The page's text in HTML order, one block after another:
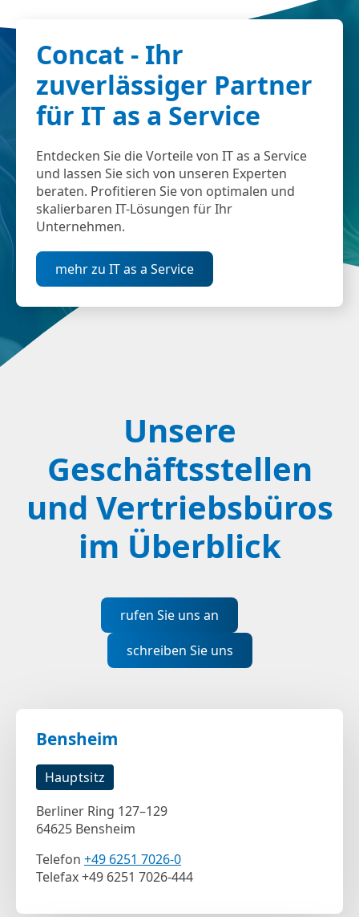
Concat - Ihr
zuverlässiger Partner
für IT as a Service
Entdecken Sie die Vorteile von IT as a Service
und lassen Sie sich von unseren Experten
beraten. Profitieren Sie von optimalen und
skalierbaren IT-Lösungen für Ihr
Unternehmen.
mehr zu IT as a Service
Unsere
Geschäftsstellen
und Vertriebsbüros
im Überblick
rufen Sie uns an
schreiben Sie uns
Bensheim
Hauptsitz
Berliner Ring 127–129
64625 Bensheim
Telefon +49 6251 7026-0
Telefax +49 6251 7026-444